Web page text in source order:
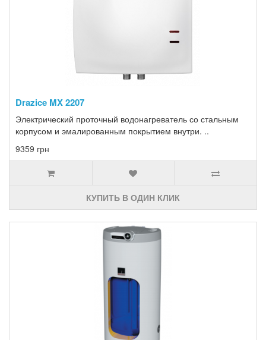
Drazice MX 2207
Электрический проточный водонагреватель со стальным
корпусом и эмалированным покрытием внутри. ..
9359 грн
КУПИТЬ В ОДИН КЛИК